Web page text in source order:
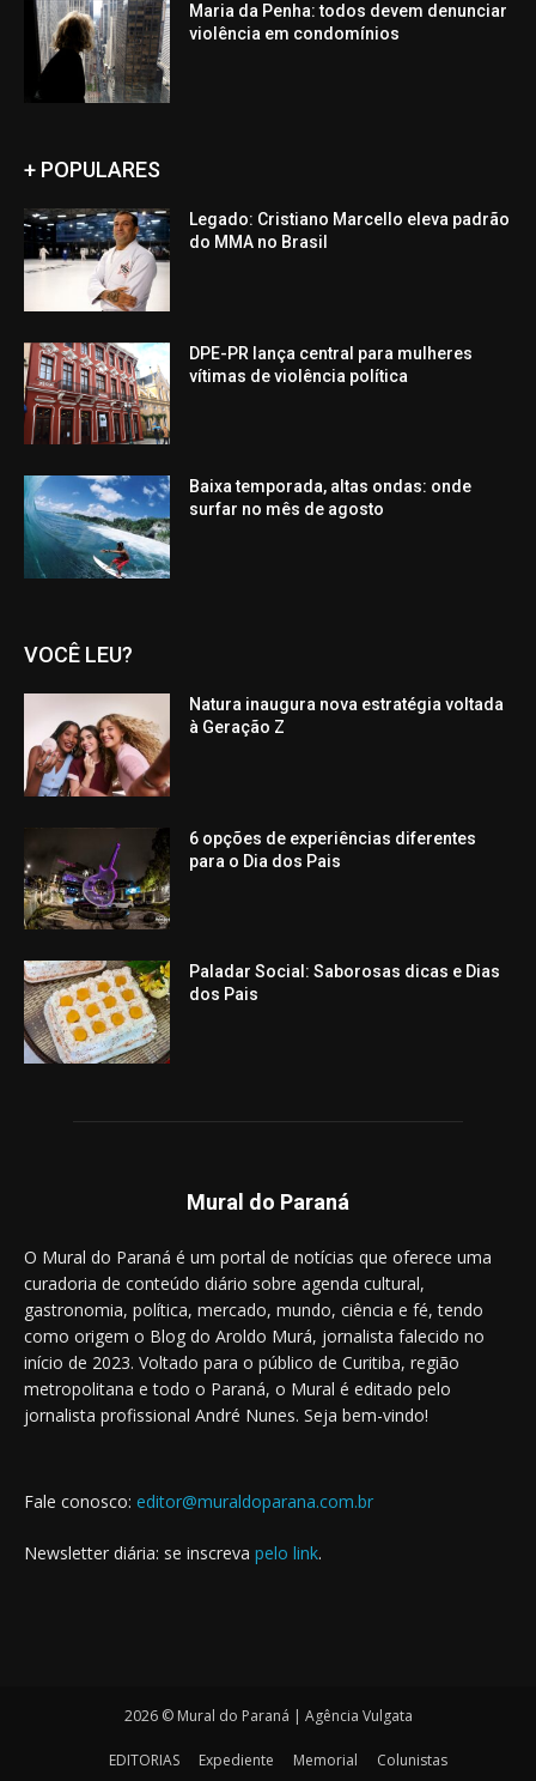
Maria da Penha: todos devem denunciar
violência em condomínios
+ POPULARES
Legado: Cristiano Marcello eleva padrão
do MMA no Brasil
DPE-PR lança central para mulheres
vítimas de violência política
Baixa temporada, altas ondas: onde
surfar no mês de agosto
VOCÊ LEU?
Natura inaugura nova estratégia voltada
à Geração Z
6 opções de experiências diferentes
para o Dia dos Pais
Paladar Social: Saborosas dicas e Dias
dos Pais
Mural do Paraná
O Mural do Paraná é um portal de notícias que oferece uma
curadoria de conteúdo diário sobre agenda cultural,
gastronomia, política, mercado, mundo, ciência e fé, tendo
como origem o Blog do Aroldo Murá, jornalista falecido no
início de 2023. Voltado para o público de Curitiba, região
metropolitana e todo o Paraná, o Mural é editado pelo
jornalista profissional André Nunes. Seja bem-vindo!
Fale conosco: editor@muraldoparana.com.br
Newsletter diária: se inscreva pelo link.
2026 © Mural do Paraná | Agência Vulgata
EDITORIAS Expediente Memorial Colunistas